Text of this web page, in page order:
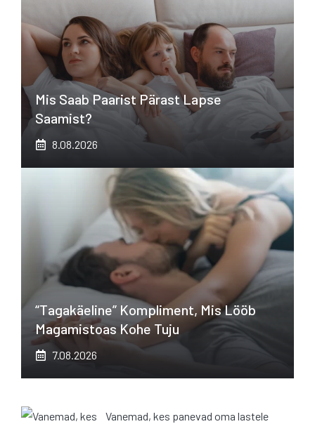
Mis Saab Paarist Pärast Lapse
Saamist?
8.08.2026
“Tagakäeline” Kompliment, Mis Lööb
Magamistoas Kohe Tuju
7.08.2026
Vanemad, kes panevad oma lastele